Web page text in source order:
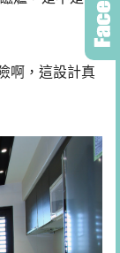
啊，這設計真